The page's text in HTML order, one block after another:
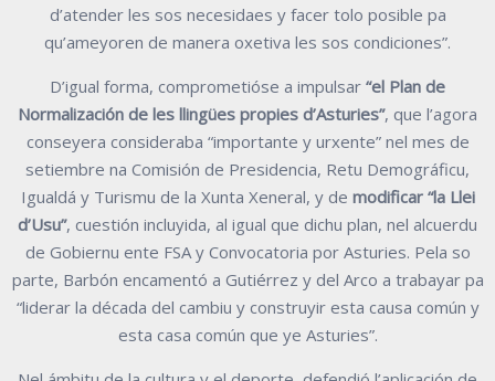
d’atender les sos necesidaes y facer tolo posible pa
qu’ameyoren de manera oxetiva les sos condiciones”.
D’igual forma, comprometióse a impulsar “el Plan de
Normalización de les llingües propies d’Asturies”, que l’agora
conseyera consideraba “importante y urxente” nel mes de
setiembre na Comisión de Presidencia, Retu Demográficu,
Igualdá y Turismu de la Xunta Xeneral, y de modificar “la Llei
d’Usu”, cuestión incluyida, al igual que dichu plan, nel alcuerdu
de Gobiernu ente FSA y Convocatoria por Asturies. Pela so
parte, Barbón encamentó a Gutiérrez y del Arco a trabayar pa
“liderar la década del cambiu y construyir esta causa común y
esta casa común que ye Asturies”.